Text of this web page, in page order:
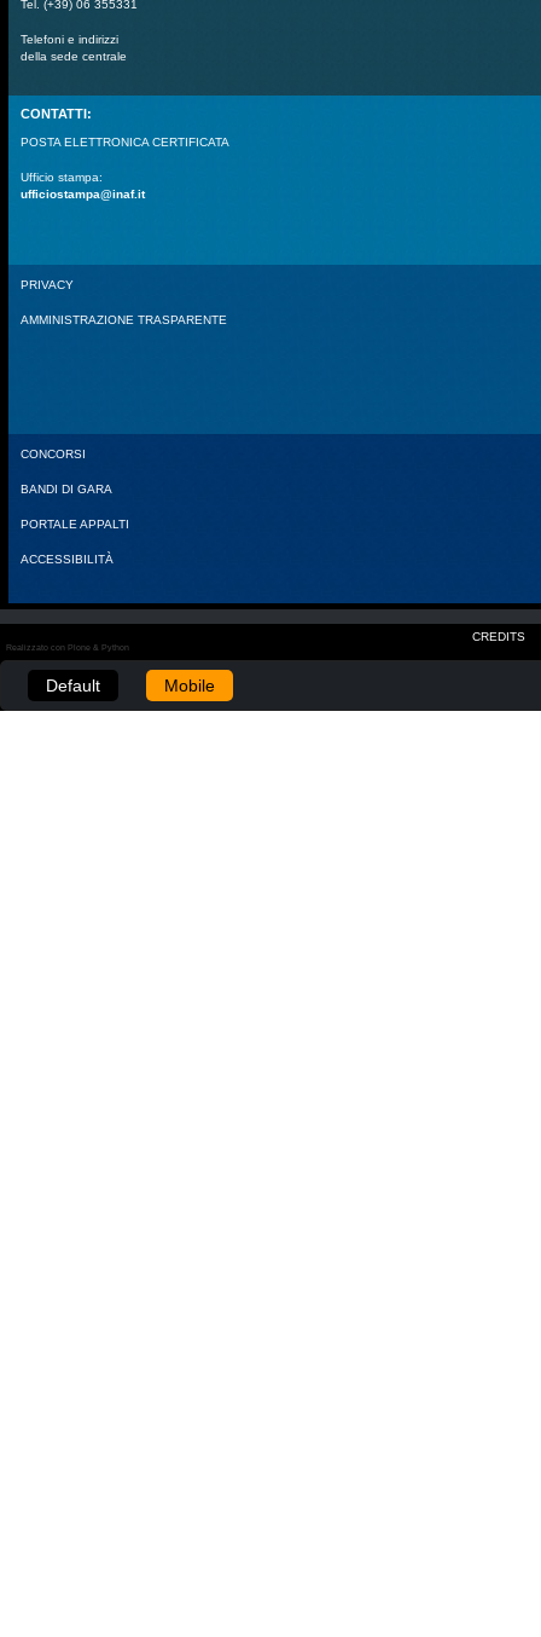
Tel. (+39) 06 355331
Telefoni e indirizzi
della sede centrale
CONTATTI:
POSTA ELETTRONICA CERTIFICATA
Ufficio stampa:
ufficiostampa@inaf.it
PRIVACY
AMMINISTRAZIONE TRASPARENTE
CONCORSI
BANDI DI GARA
PORTALE APPALTI
ACCESSIBILITÀ
CREDITS
Realizzato con Plone & Python
Default Mobile